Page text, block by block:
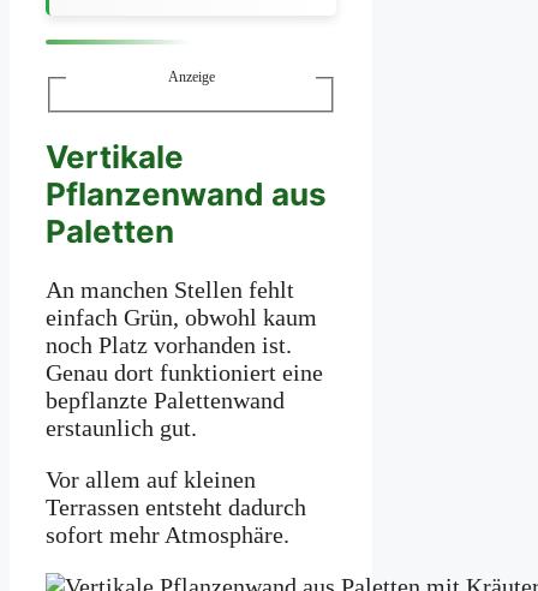
Anzeige
Vertikale
Pflanzenwand aus
Paletten
An manchen Stellen fehlt
einfach Grün, obwohl kaum
noch Platz vorhanden ist.
Genau dort funktioniert eine
bepflanzte Palettenwand
erstaunlich gut.
Vor allem auf kleinen
Terrassen entsteht dadurch
sofort mehr Atmosphäre.